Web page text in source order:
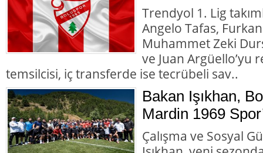
Trendyol 1. Lig
Angelo Tafas,
Muhammet Zeki
ve Juan Argüello’yu
temsilcisi, iç transferde ise tecrübeli sav..
Bakan Işıkhan,
Mardin 1969
Çalışma ve Sosyal